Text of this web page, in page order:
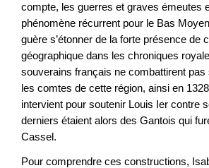
compte, les guerres et graves émeutes
phénomène récurrent pour le Bas
guère s’étonner de la forte présence de
géographique dans les chroniques
souverains français ne combattirent
les comtes de cette région, ainsi en
intervient pour soutenir Louis Ier contre
derniers étaient alors des Gantois qui
Cassel.
Pour comprendre ces constructions,